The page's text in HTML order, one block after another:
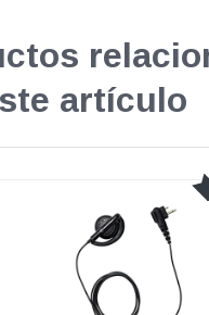
artículo